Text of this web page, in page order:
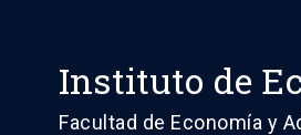
Instituto de
Facultad de Economía y